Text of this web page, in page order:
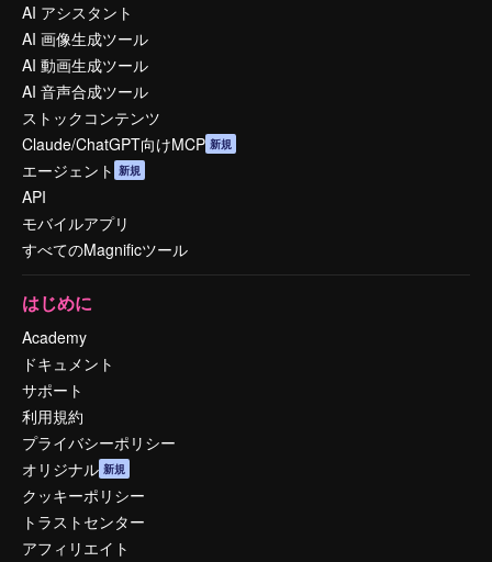
AI アシスタント
AI 画像生成ツール
AI 動画生成ツール
AI 音声合成ツール
ストックコンテンツ
Claude/ChatGPT向けMCP 新規
エージェント 新規
API
モバイルアプリ
すべてのMagnificツール
はじめに
Academy
ドキュメント
サポート
利用規約
プライバシーポリシー
オリジナル 新規
クッキーポリシー
トラストセンター
アフィリエイト